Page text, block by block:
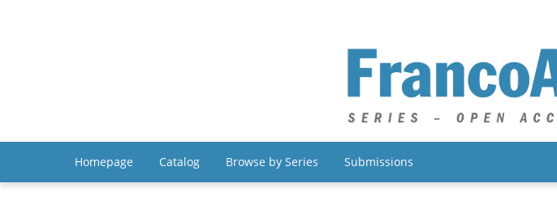
Homepage Catalog Browse by Series Submissions